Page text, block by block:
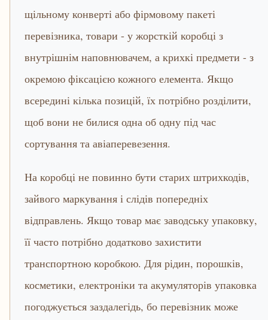
щільному конверті або фірмовому пакеті
перевізника, товари - у жорсткій коробці з
внутрішнім наповнювачем, а крихкі предмети - з
окремою фіксацією кожного елемента. Якщо
всередині кілька позицій, їх потрібно розділити,
щоб вони не билися одна об одну під час
сортування та авіаперевезення.
На коробці не повинно бути старих штрихкодів,
зайвого маркування і слідів попередніх
відправлень. Якщо товар має заводську упаковку,
її часто потрібно додатково захистити
транспортною коробкою. Для рідин, порошків,
косметики, електроніки та акумуляторів упаковка
погоджується заздалегідь, бо перевізник може